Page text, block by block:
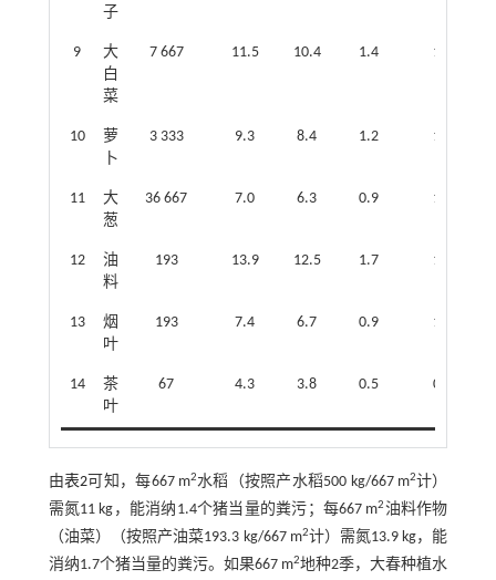
子
9
大
白
菜
7 667 11.5 10.4 1.4 1.6
10
萝
卜
3 333 9.3 8.4 1.2 1.3
11
大
葱
36 667 7.0 6.3 0.9 1.0
12
油
料
193 13.9 12.5 1.7 1.9
13
烟
叶
193 7.4 6.7 0.9 1.0
14
茶
叶
67 4.3 3.8 0.5 0.6
由表2可知，每667 m2水稻（按照产水稻500 kg/667 m2计）
需氮11 kg，能消纳1.4个猪当量的粪污；每667 m2油料作物
（油菜）（按照产油菜193.3 kg/667 m2计）需氮13.9 kg，能
消纳1.7个猪当量的粪污。如果667 m2地种2季，大春种植水